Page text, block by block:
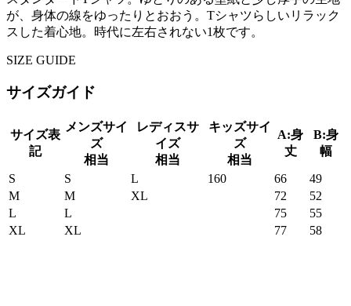
が、身体の線をゆったりとおおう。Tシャツらしいリラック
スした着心地。時代に左右されない1枚です。
SIZE GUIDE
サイズガイド
サイズ表
記
メンズサイ
ズ
相当
レディスサ
イズ
相当
キッズサイ
ズ
相当
A:身
丈
B:身
幅
S S L 160 66
49
M
M XL 72
52
L
L 75
55
XL
XL 77 58